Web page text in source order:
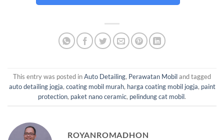
This entry was posted inAuto Detailing, Perawatan Mobiland tagged
auto detailing jogja, coating mobil murah, harga coating mobil jogja, paint
protection, paket nano ceramic, pelindung cat mobil.
ROYANROMADHON